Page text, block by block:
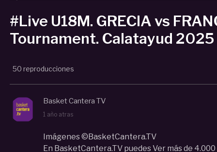
#Live U18M. GRECIA vs
Tournament. Calatayud 2025
50 reproducciones
Basket Cantera TV
1 año atras
Imágenes ©BasketCantera.TV
En BasketCantera.TV puedes Ver más de